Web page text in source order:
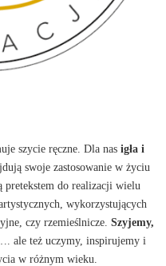
szycie ręczne. Dla nas igła i
swoje zastosowanie w życiu
pretekstem do realizacji wielu
wykorzystujących
czy rzemieślnicze. Szyjemy,
…. ale też uczymy, inspirujemy i
w różnym wieku.